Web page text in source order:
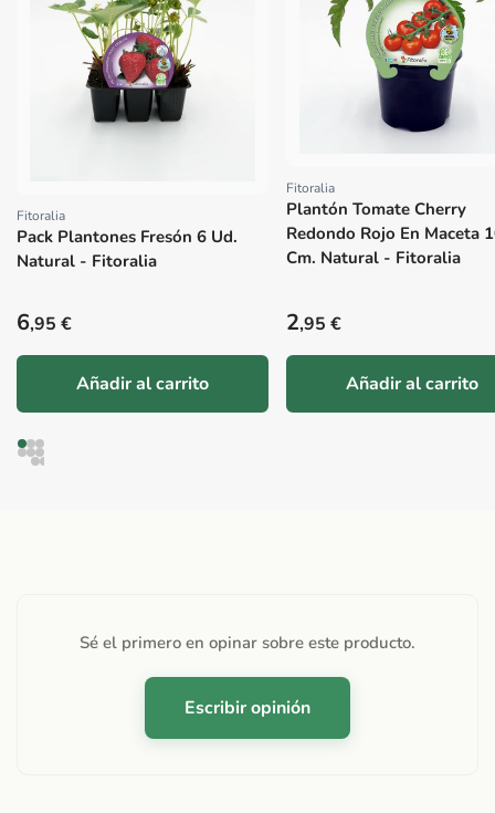
Proveedor:
Fitoralia
Pack Plantones Fresón 6 Ud.
Natural - Fitoralia
Precio habitual
6,95 €
Añadir al carrito
Proveedor:
Fitoralia
Plantón Tomate Cherry
Redondo Rojo En Maceta
Cm. Natural - Fitoralia
Precio habitual
2,95 €
Añadir al carrito
Sé el primero en opinar sobre este producto.
Escribir opinión